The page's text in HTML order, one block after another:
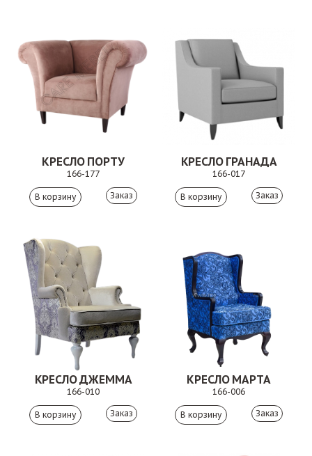
КРЕСЛО ПОРТУ
166-177
Заказ
КРЕСЛО ГРАНАДА
166-017
Заказ
КРЕСЛО ДЖЕММА
166-010
Заказ
КРЕСЛО МАРТА
166-006
Заказ